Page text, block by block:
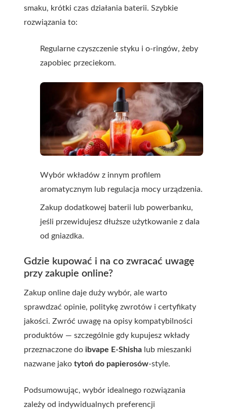
smaku, krótki czas działania baterii. Szybkie
rozwiązania to:
Regularne czyszczenie styku i o-ringów, żeby
zapobiec przeciekom.
Wybór wkładów z innym profilem
aromatycznym lub regulacja mocy urządzenia.
Zakup dodatkowej baterii lub powerbanku,
jeśli przewidujesz dłuższe użytkowanie z dala
od gniazdka.
Gdzie kupować i na co zwracać uwagę
przy zakupie online?
Zakup online daje duży wybór, ale warto
sprawdzać opinie, politykę zwrotów i certyfikaty
jakości. Zwróć uwagę na opisy kompatybilności
produktów — szczególnie gdy kupujesz wkłady
przeznaczone do ibvape E-Shisha lub mieszanki
nazwane jako tytoń do papierosów-style.
Podsumowując, wybór idealnego rozwiązania
zależy od indywidualnych preferencji